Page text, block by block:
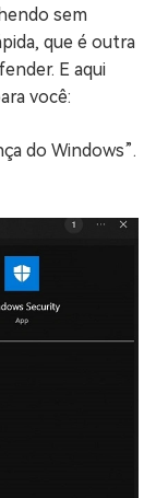
sem
que é outra
E aqui
você:
do Windows”.